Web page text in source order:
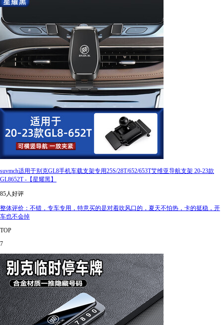
suvmch适用于别克GL8手机车载支架专用25S/28T/652/653T艾维亚导航支架 20-23款
GL8652T -【星耀黑】
85人好评
整体评价：不错，专车专用，特意买的是对着吹风口的，夏天不怕热，卡的挺稳，开
车也不会掉
TOP
7